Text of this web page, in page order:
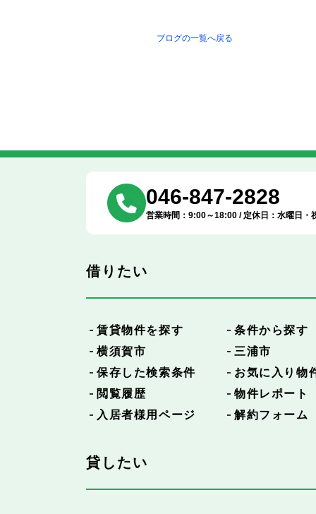
ブログの一覧へ戻る
046-847-2828
営業時間：9:00～18:00 / 定休日：水曜日・
借りたい
賃貸物件を探す
条件から探す
横須賀市
三浦市
保存した検索条件
お気に入り物
閲覧履歴
物件レポート
入居者様用ページ
解約フォーム
貸したい